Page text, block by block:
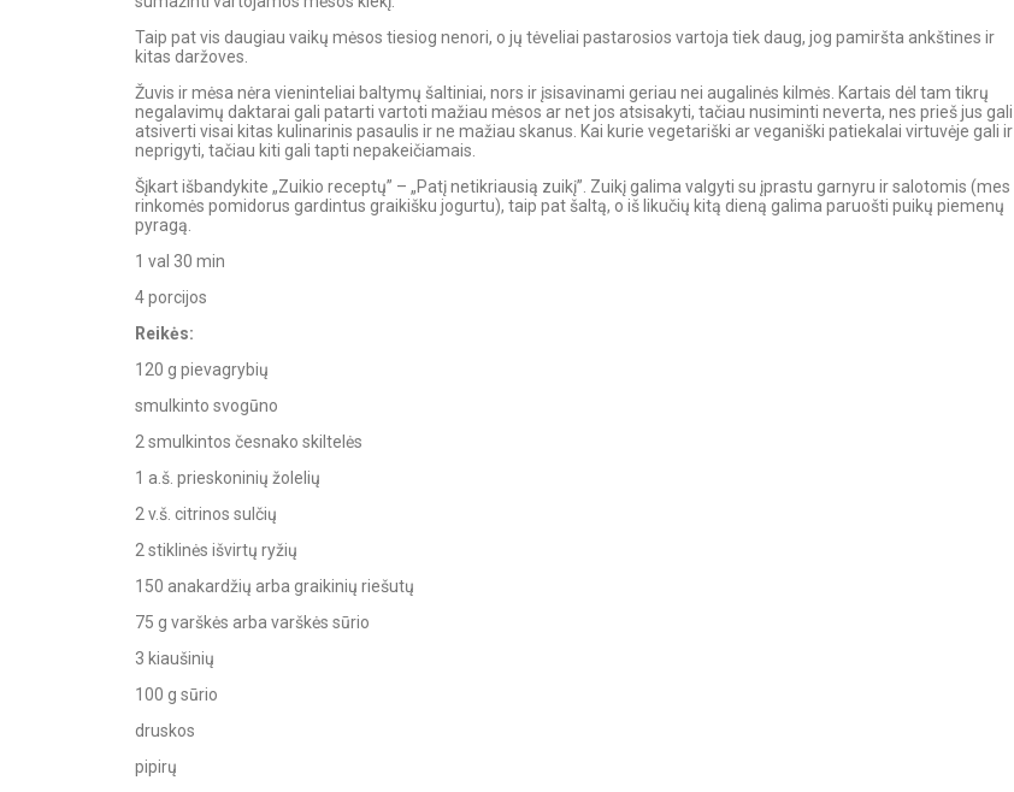
Taip pat vis daugiau vaikų mėsos tiesiog nenori, o jų tėveliai pastarosios vartoja tiek daug, jog pamiršta ankštines ir
kitas daržoves.
Žuvis ir mėsa nėra vieninteliai baltymų šaltiniai, nors ir įsisavinami geriau nei augalinės kilmės. Kartais dėl tam tikrų
negalavimų daktarai gali patarti vartoti mažiau mėsos ar net jos atsisakyti, tačiau nusiminti neverta, nes prieš jus gali
atsiverti visai kitas kulinarinis pasaulis ir ne mažiau skanus. Kai kurie vegetariški ar veganiški patiekalai virtuvėje gali ir
neprigyti, tačiau kiti gali tapti nepakeičiamais.
Šįkart išbandykite „Zuikio receptų” – „Patį netikriausią zuikį”. Zuikį galima valgyti su įprastu garnyru ir salotomis (mes
rinkomės pomidorus gardintus graikišku jogurtu), taip pat šaltą, o iš likučių kitą dieną galima paruošti puikų piemenų
pyragą.
1 val 30 min
4 porcijos
Reikės:
120 g pievagrybių
smulkinto svogūno
2 smulkintos česnako skiltelės
1 a.š. prieskoninių žolelių
2 v.š. citrinos sulčių
2 stiklinės išvirtų ryžių
150 anakardžių arba graikinių riešutų
75 g varškės arba varškės sūrio
3 kiaušinių
100 g sūrio
druskos
pipirų